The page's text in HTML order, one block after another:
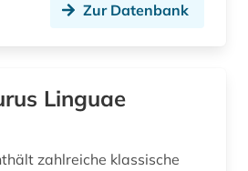
(8)
Schleswig-Holstein (1)
Zur Datenbank
Linguae
zahlreiche klassische